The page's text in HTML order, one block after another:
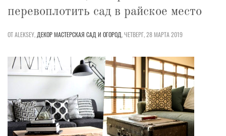
перевоплотить сад в райское место
ОТ ALEKSEY, ДЕКОРМАСТЕРСКАЯ САД И ОГОРОД,ЧЕТВЕРГ, 28 МАРТА 2019